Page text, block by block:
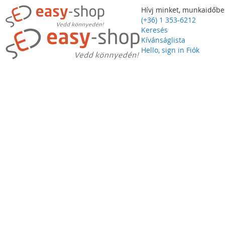
Hívj minket,
(+36) 1 353-6212
Keresés
Kívánságlista
Hello, sign in Fiók